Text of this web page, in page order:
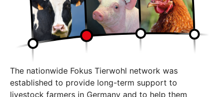
The nationwide Fokus Tierwohl network was
established to provide long-term support to
livestock farmers in Germany and to help them